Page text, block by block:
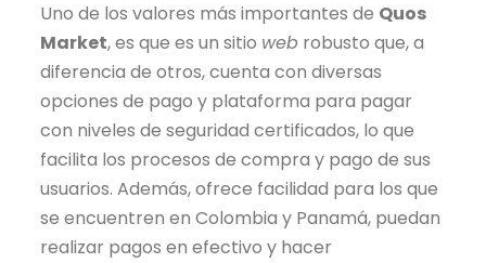
Uno de los valores más importantes de Quos
Market, es que es un sitio web robusto que, a
diferencia de otros, cuenta con diversas
opciones de pago y plataforma para pagar
con niveles de seguridad certificados, lo que
facilita los procesos de compra y pago de sus
usuarios. Además, ofrece facilidad para los que
se encuentren en Colombia y Panamá, puedan
realizar pagos en efectivo y hacer